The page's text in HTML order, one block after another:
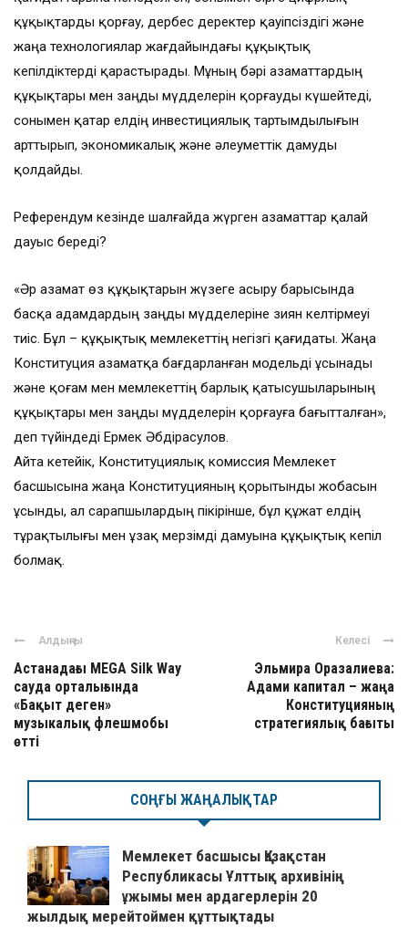
құқықтарды қорғау, дербес деректер қауіпсіздігі және
жаңа технологиялар жағдайындағы құқықтық
кепілдіктерді қарастырады. Мұның бәрі азаматтардың
құқықтары мен заңды мүдделерін қорғауды күшейтеді,
сонымен қатар елдің инвестициялық тартымдылығын
арттырып, экономикалық және әлеуметтік дамуды
қолдайды.
Референдум кезінде шалғайда жүрген азаматтар қалай
дауыс береді?
«Әр азамат өз құқықтарын жүзеге асыру барысында
басқа адамдардың заңды мүдделеріне зиян келтірмеуі
тиіс. Бұл – құқықтық мемлекеттің негізгі қағидаты. Жаңа
Конституция азаматқа бағдарланған модельді ұсынады
және қоғам мен мемлекеттің барлық қатысушыларының
құқықтары мен заңды мүдделерін қорғауға бағытталған»,
деп түйіндеді Ермек Әбдірасулов.
Айта кетейік, Конституциялық комиссия Мемлекет
басшысына жаңа Конституцияның қорытынды жобасын
ұсынды, ал сарапшылардың пікірінше, бұл құжат елдің
тұрақтылығы мен ұзақ мерзімді дамуына құқықтық кепіл
болмақ.
Алдыңғы
Астанадағы MEGA Silk Way
сауда орталығында
«Бақыт деген»
музыкалық флешмобы
өтті
Келесі
Эльмира Оразалиева:
Адами капитал – жаңа
Конституцияның
стратегиялық бағыты
СОҢҒЫ ЖАҢАЛЫҚТАР
Мемлекет басшысы Қазақстан
Республикасы Ұлттық архивінің
ұжымы мен ардагерлерін 20
жылдық мерейтоймен құттықтады